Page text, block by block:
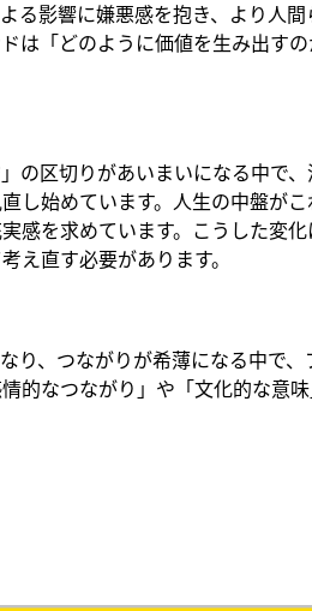
る影響に嫌悪感を抱き、より人
は「どのように価値を生み出す
の区切りがあいまいになる中で
し始めています。人生の中盤が
感を求めています。こうした変
え直す必要があります。
り、つながりが希薄になる中で
的なつながり」や「文化的な意